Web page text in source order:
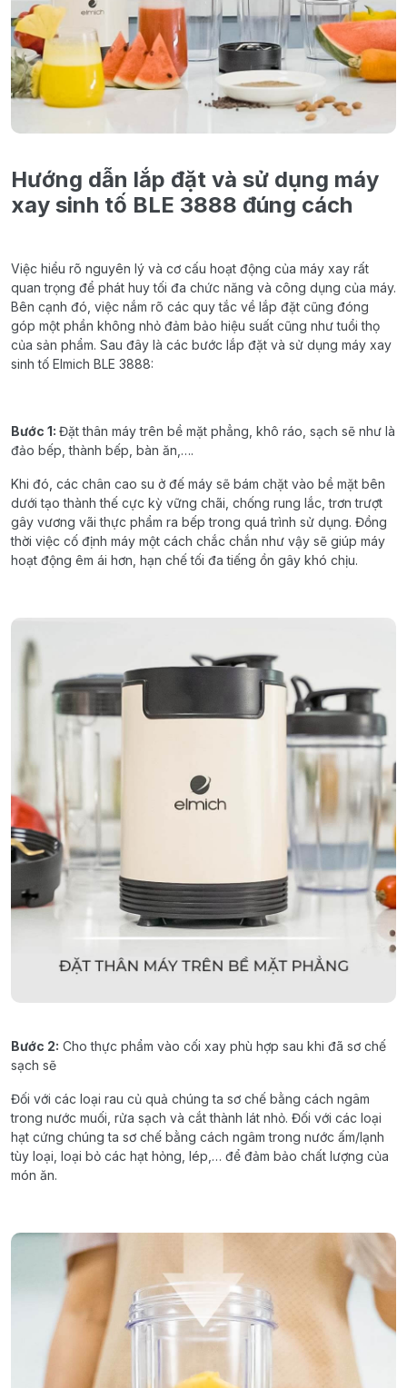
Hướng dẫn lắp đặt và sử dụng máy
xay sinh tố BLE 3888 đúng cách
Việc hiểu rõ nguyên lý và cơ cấu hoạt động của máy xay rất
quan trọng để phát huy tối đa chức năng và công dụng của máy.
Bên cạnh đó việc nắm rõ các quy tắc về lắp đặt cũng đóng
góp một phần không nhỏ đảm bảo hiệu suất cũng như tuổi thọ
của sản phẩm. Sau đây là các bước lắp đặt và sử dụng máy xay
sinh tố Elmich BLE 3888:
Bước 1: Đặt thân máy trên bề mặt phẳng khô ráo sạch sẽ như là
đảo bếp , thành bếp bàn ăn ,….
Khi đó các chân cao su ở đế máy sẽ bám chặt vào bề mặt bên
dưới tạo thànhthế cực kỳ vững chãi chống rung lắc ,trơn trượt
gây vương vãi thực phẩm ra bếp trong quá trình sử dụng. Đồng
thời việc cố định máy một cách chắc chắn như vậy sẽ giúp máy
hoạt động êm ái hơn hạn chế tối đa tiếng ồn gây khó chịu.
Bước 2: Chothực phẩm vào cối xay phù hợp sau khi đã sơ chế
sạch sẽ
Đối với các loại rau củ quả chúng ta sơ chế bằng cách ngâm
trong nước muối rửa sạch và cắtthành lát nhỏ. Đối với các loại
hạt cứng chúng ta sơ chế bằng cách ngâm trong nước ấm/lạnh
tùy loại loại bỏ các hạt hỏng lép ,… để đảm bảo chất lượng của
món ăn.